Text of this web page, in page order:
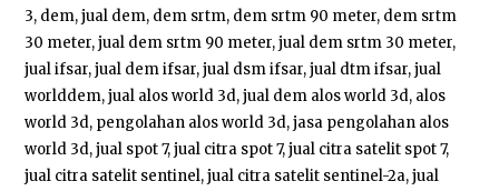
3, dem, jual dem, dem srtm, dem srtm 90 meter, dem srtm
30 meter, jual dem srtm 90 meter, jual dem srtm 30 meter,
jual ifsar, jual dem ifsar, jual dsm ifsar, jual dtm ifsar, jual
worlddem, jual alos world 3d, jual dem alos world 3d, alos
world 3d, pengolahan alos world 3d, jasa pengolahan alos
world 3d, jual spot 7, jual citra spot 7, jual citra satelit spot 7,
jual citra satelit sentinel, jual citra satelit sentinel-2a, jual